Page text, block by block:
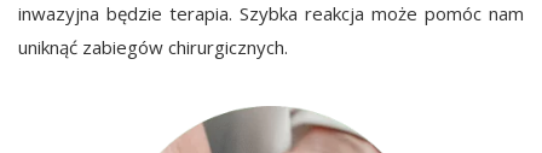
inwazyjna będzie terapia. Szybka reakcja może pomóc nam
uniknąć zabiegów chirurgicznych.